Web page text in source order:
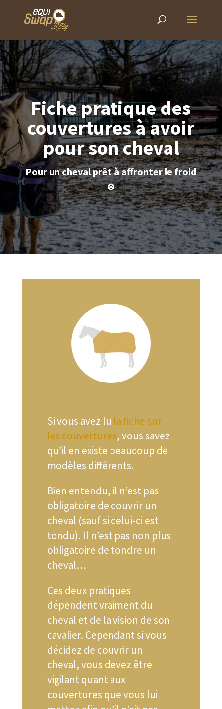
Fiche pratique des
couvertures à avoir
pour son cheval
Pour un cheval prêt à affronter le froid
❄️
Si vous avez lu la fiche sur
les couvertures, vous savez
qu’il en existe beaucoup de
modèles différents.
Bien entendu, il n’est pas
obligatoire de couvrir un
cheval (sauf si celui-ci est
tondu). Il n’est pas non plus
obligatoire de tondre un
cheval…
Ces deux pratiques
dépendent vraiment du
cheval et de la vision de son
cavalier. Cependant si vous
décidez de couvrir un
cheval, vous devez être
vigilant quant aux
couvertures que vous lui